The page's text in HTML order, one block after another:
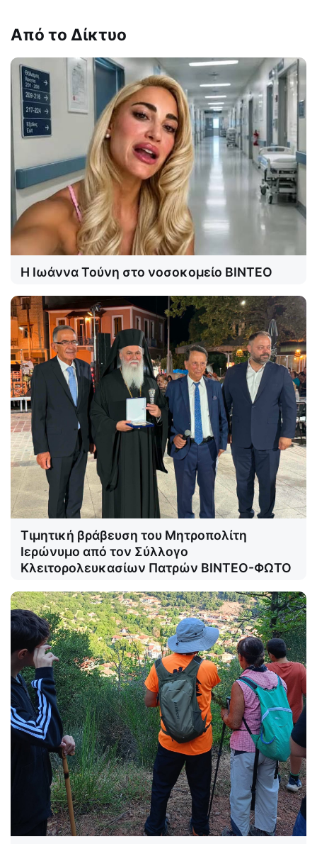
Από το Δίκτυο
Η Ιωάννα Τούνη στο νοσοκομείο ΒΙΝΤΕΟ
Τιμητική βράβευση του Μητροπολίτη
Ιερώνυμο από τον Σύλλογο
Κλειτορολευκασίων Πατρών ΒΙΝΤΕΟ-ΦΩΤΟ